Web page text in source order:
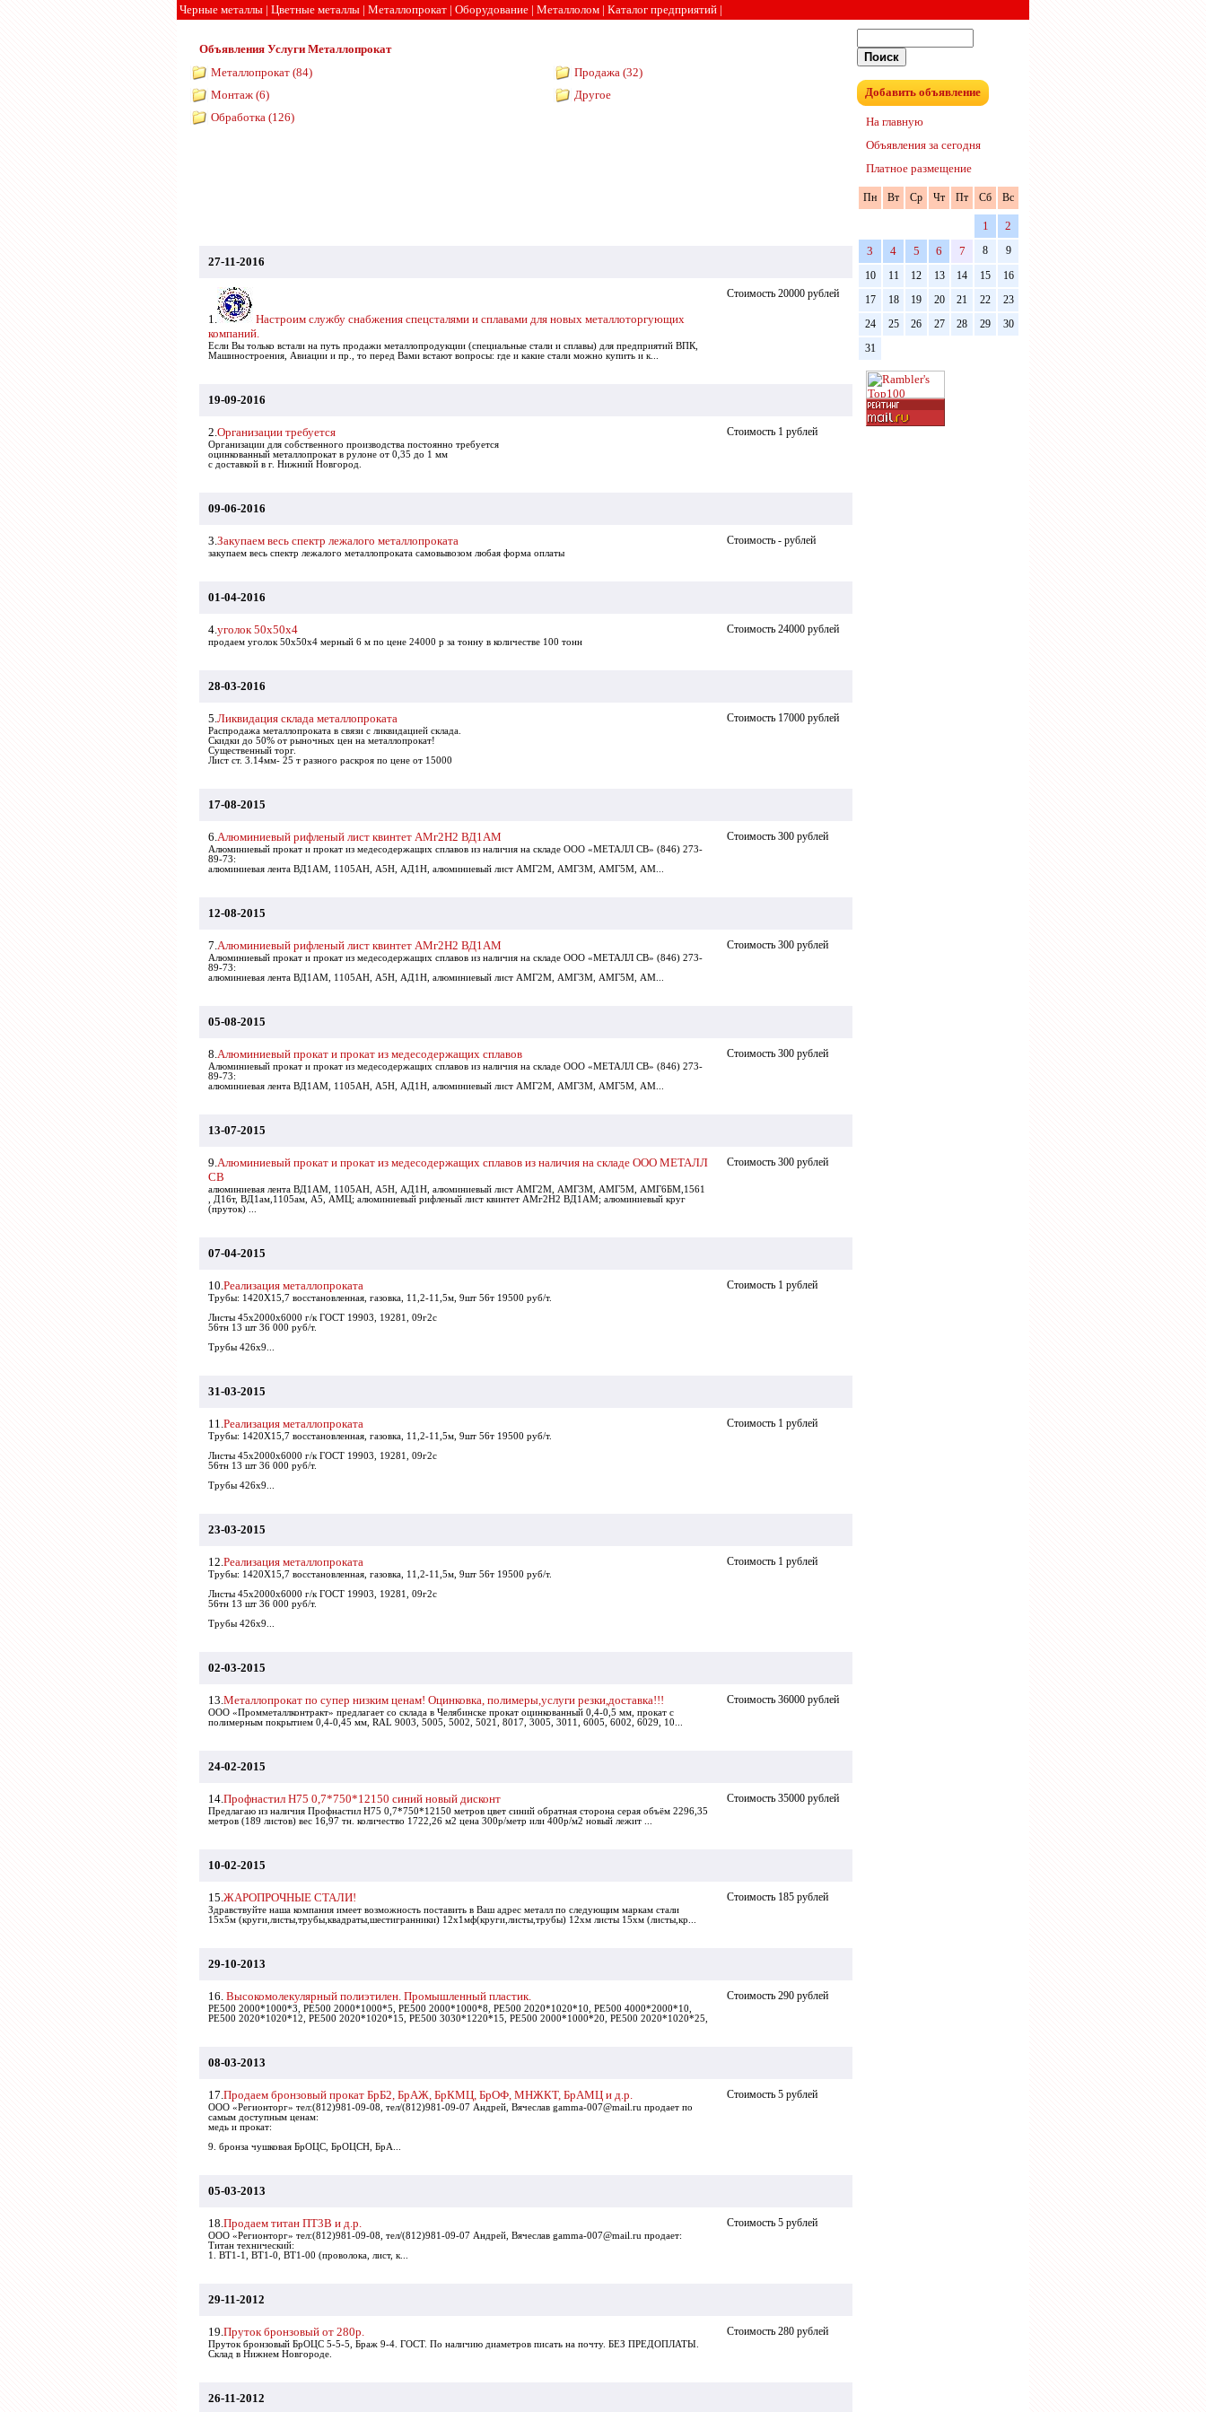
Черные металлы | Цветные металлы | Металлопрокат | Оборудование | Металлолом | Каталог предприятий |
Объявления Услуги Металлопрокат
Металлопрокат (84)
Монтаж (6)
Обработка (126)
Продажа (32)
Другое
27-11-2016
1.
Настроим службу снабжения спецсталями и сплавами для новых металлоторгующих
компаний.
Если Вы только встали на путь продажи металлопродукции (специальные стали и сплавы) для предприятий ВПК,
Машиностроения, Авиации и пр., то перед Вами встают вопросы: где и какие стали можно купить и к...
Стоимость 20000 рублей
19-09-2016
2.Организации требуется
Организации для собственного производства постоянно требуется
оцинкованный металлопрокат в рулоне от 0,35 до 1 мм
с доставкой в г. Нижний Новгород.
Стоимость 1 рублей
09-06-2016
3.Закупаем весь спектр лежалого металлопроката
закупаем весь спектр лежалого металлопроката самовывозом любая форма оплаты
Стоимость - рублей
01-04-2016
4.уголок 50х50х4
продаем уголок 50х50х4 мерный 6 м по цене 24000 р за тонну в количестве 100 тонн
Стоимость 24000 рублей
28-03-2016
5.Ликвидация склада металлопроката
Распродажа металлопроката в связи с ликвидацией склада.
Скидки до 50% от рыночных цен на металлопрокат!
Существенный торг.
Лист ст. 3.14мм- 25 т разного раскроя по цене от 15000
Стоимость 17000 рублей
17-08-2015
6.Алюминиевый рифленый лист квинтет АМг2Н2 ВД1АМ
Алюминиевый прокат и прокат из медесодержащих сплавов из наличия на складе ООО «МЕТАЛЛ СВ» (846) 273-
89-73:
алюминиевая лента ВД1АМ, 1105АН, А5Н, АД1Н, алюминиевый лист АМГ2М, АМГ3М, АМГ5М, АМ...
Стоимость 300 рублей
12-08-2015
7.Алюминиевый рифленый лист квинтет АМг2Н2 ВД1АМ
Алюминиевый прокат и прокат из медесодержащих сплавов из наличия на складе ООО «МЕТАЛЛ СВ» (846) 273-
89-73:
алюминиевая лента ВД1АМ, 1105АН, А5Н, АД1Н, алюминиевый лист АМГ2М, АМГ3М, АМГ5М, АМ...
Стоимость 300 рублей
05-08-2015
8.Алюминиевый прокат и прокат из медесодержащих сплавов
Алюминиевый прокат и прокат из медесодержащих сплавов из наличия на складе ООО «МЕТАЛЛ СВ» (846) 273-
89-73:
алюминиевая лента ВД1АМ, 1105АН, А5Н, АД1Н, алюминиевый лист АМГ2М, АМГ3М, АМГ5М, АМ...
Стоимость 300 рублей
13-07-2015
9.Алюминиевый прокат и прокат из медесодержащих сплавов из наличия на складе ООО МЕТАЛЛ
СВ
алюминиевая лента ВД1АМ, 1105АН, А5Н, АД1Н, алюминиевый лист АМГ2М, АМГ3М, АМГ5М, АМГ6БМ,1561
, Д16т, ВД1ам,1105ам, А5, АМЦ; алюминиевый рифленый лист квинтет АМг2Н2 ВД1АМ; алюминиевый круг
(пруток) ...
Стоимость 300 рублей
07-04-2015
10.Реализация металлопроката
Трубы: 1420Х15,7 восстановленная, газовка, 11,2-11,5м, 9шт 56т 19500 руб/т.
Листы 45х2000х6000 г/к ГОСТ 19903, 19281, 09г2с
56тн 13 шт 36 000 руб/т.
Трубы 426х9...
Стоимость 1 рублей
31-03-2015
11.Реализация металлопроката
Трубы: 1420Х15,7 восстановленная, газовка, 11,2-11,5м, 9шт 56т 19500 руб/т.
Листы 45х2000х6000 г/к ГОСТ 19903, 19281, 09г2с
56тн 13 шт 36 000 руб/т.
Трубы 426х9...
Стоимость 1 рублей
23-03-2015
12.Реализация металлопроката
Трубы: 1420Х15,7 восстановленная, газовка, 11,2-11,5м, 9шт 56т 19500 руб/т.
Листы 45х2000х6000 г/к ГОСТ 19903, 19281, 09г2с
56тн 13 шт 36 000 руб/т.
Трубы 426х9...
Стоимость 1 рублей
02-03-2015
13.Металлопрокат по супер низким ценам! Оцинковка, полимеры,услуги резки,доставка!!!
ООО «Промметаллконтракт» предлагает со склада в Челябинске прокат оцинкованный 0,4-0,5 мм, прокат с
полимерным покрытием 0,4-0,45 мм, RAL 9003, 5005, 5002, 5021, 8017, 3005, 3011, 6005, 6002, 6029, 10...
Стоимость 36000 рублей
24-02-2015
14.Профнастил Н75 0,7*750*12150 синий новый дисконт
Предлагаю из наличия Профнастил Н75 0,7*750*12150 метров цвет синий обратная сторона серая объём 2296,35
метров (189 листов) вес 16,97 тн. количество 1722,26 м2 цена 300р/метр или 400р/м2 новый лежит ...
Стоимость 35000 рублей
10-02-2015
15.ЖАРОПРОЧНЫЕ СТАЛИ!
Здравствуйте наша компания имеет возможность поставить в Ваш адрес металл по следующим маркам стали
15х5м (круги,листы,трубы,квадраты,шестигранники) 12х1мф(круги,листы,трубы) 12хм листы 15хм (листы,кр...
Стоимость 185 рублей
29-10-2013
16. Высокомолекулярный полиэтилен. Промышленный пластик.
PE500 2000*1000*3, PE500 2000*1000*5, PE500 2000*1000*8, PE500 2020*1020*10, PE500 4000*2000*10,
PE500 2020*1020*12, PE500 2020*1020*15, PE500 3030*1220*15, PE500 2000*1000*20, PE500 2020*1020*25,
Стоимость 290 рублей
08-03-2013
17.Продаем бронзовый прокат БрБ2, БрАЖ, БрКМЦ, БрОФ, МНЖКТ, БрАМЦ и д.р.
ООО «Регионторг» тел:(812)981-09-08, тел/(812)981-09-07 Андрей, Вячеслав gamma-007@mail.ru продает по
самым доступным ценам:
медь и прокат:
9. бронза чушковая БрОЦС, БрОЦСН, БрА...
Стоимость 5 рублей
05-03-2013
18.Продаем титан ПТ3В и д.р.
ООО «Регионторг» тел:(812)981-09-08, тел/(812)981-09-07 Андрей, Вячеслав gamma-007@mail.ru продает:
Титан технический:
1. ВТ1-1, ВТ1-0, ВТ1-00 (проволока, лист, к...
Стоимость 5 рублей
29-11-2012
19.Пруток бронзовый от 280р.
Пруток бронзовый БрОЦС 5-5-5, Браж 9-4. ГОСТ. По наличию диаметров писать на почту. БЕЗ ПРЕДОПЛАТЫ.
Склад в Нижнем Новгороде.
Стоимость 280 рублей
26-11-2012
Добавить объявление
На главную
Объявления за сегодня
Платное размещение
Пн Вт Ср Чт Пт Сб Вс
1
2
3
4 5 6 7 8
9
10
11 12 13 14 15
16
17
18 19 20 21 22
23
24
25 26 27 28 29
30
31